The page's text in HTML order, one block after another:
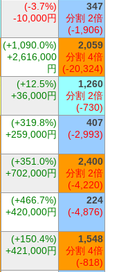
(-3.7%)
-10,000円
347
分割 2倍
(-1,906)
(+1,090.0%)
+2,616,000
円
2,059
分割 4倍
(-20,324)
(+12.5%)
+36,000円
1,260
分割 2倍
(-730)
(+319.8%)
+259,000円
407
(-2,993)
(+351.0%)
+702,000円
2,400
分割 2倍
(-4,220)
(+466.7%)
+420,000円
224
(-4,876)
(+150.4%)
+421,000円
1,548
分割 4倍
(-818)